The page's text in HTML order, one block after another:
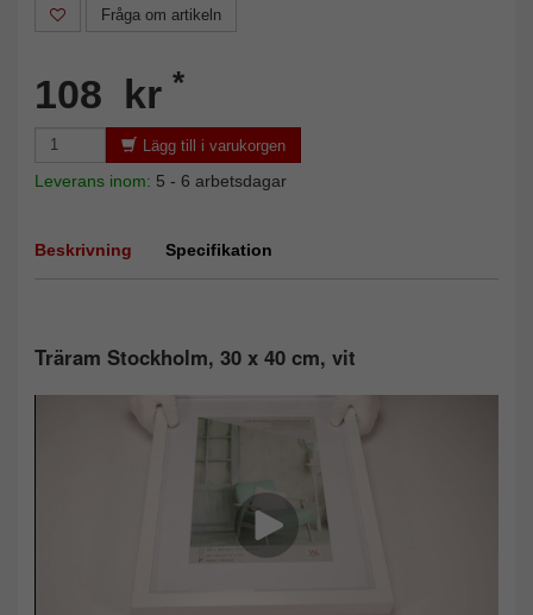
Fråga om artikeln
108 kr *
Lägg till i varukorgen
Leverans inom: 5 - 6 arbetsdagar
Beskrivning Specifikation
Träram Stockholm, 30 x 40 cm, vit